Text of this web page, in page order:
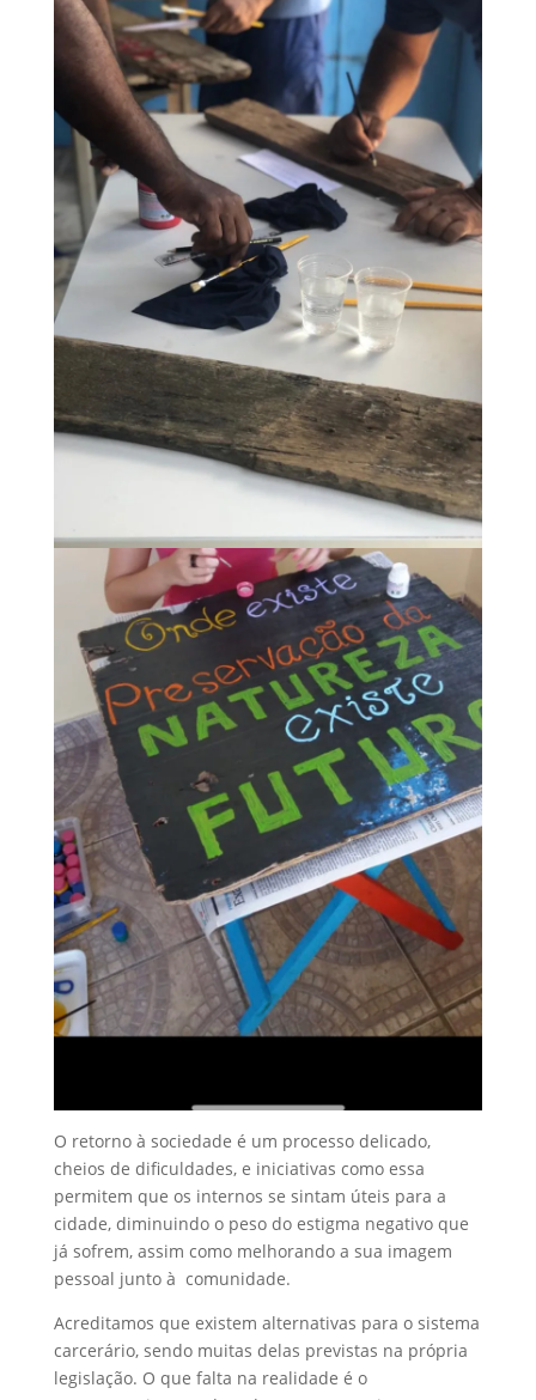
O retorno à sociedade é um processo delicado,
cheios de dificuldades, e iniciativas como essa
permitem que os internos se sintam úteis para a
cidade, diminuindo o peso do estigma negativo que
já sofrem, assim como melhorando a sua imagem
pessoal junto à comunidade.
Acreditamos que existem alternativas para o sistema
carcerário, sendo muitas delas previstas na própria
legislação. O que falta na realidade é o